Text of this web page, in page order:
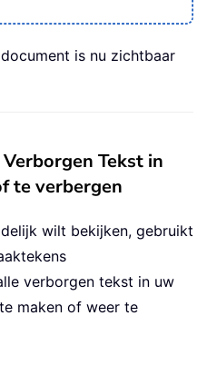
is nu zichtbaar
Tekst in
te verbergen
wilt bekijken, gebruikt
verborgen tekst in uw
maken of weer te